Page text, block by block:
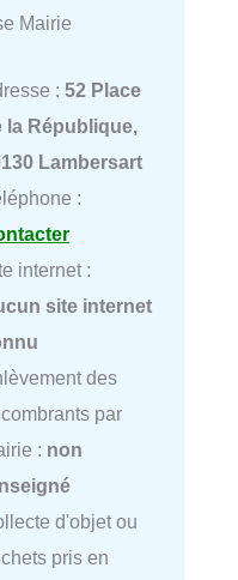
Mairie
: 52 Place
la République,
Lambersart
:
internet :
site internet
des
par
: non
d'objet ou
pris en